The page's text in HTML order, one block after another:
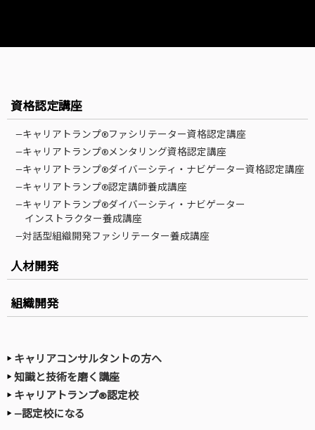
資格認定講座
—キャリアトランプ®ファシリテーター資格認定講座
—キャリアトランプ®メンタリング資格認定講座
—キャリアトランプ®ダイバーシティ・ナビゲーター資格認定講座
—キャリアトランプ®認定講師養成講座
—キャリアトランプ®ダイバーシティ・ナビゲーター
インストラクター養成講座
—対話型組織開発ファシリテーター養成講座
人材開発
組織開発
キャリアコンサルタントの方へ
知識と技術を磨く講座
キャリアトランプ®認定校
—認定校になる